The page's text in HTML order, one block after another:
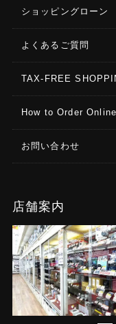
ショッピングローン
よくあるご質問
TAX-FREE
How to Order
お問い合わせ
店舗案内